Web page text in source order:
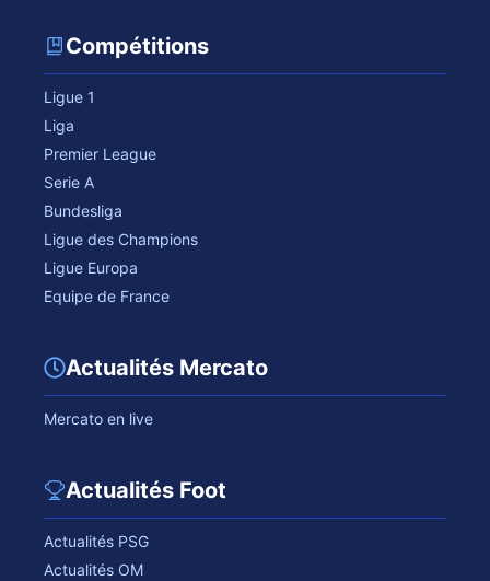
Compétitions
Ligue 1
Liga
Premier League
Serie A
Bundesliga
Ligue des Champions
Ligue Europa
Equipe de France
Actualités Mercato
Mercato en live
Actualités Foot
Actualités PSG
Actualités OM